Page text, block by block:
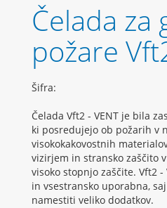
Čelada za
požare
Šifra:
Čelada Vft2 - VENT je bila
ki posredujejo ob požarih v
visokokakovostnih
vizirjem in stransko zaščito
visoko stopnjo zaščite. Vft2 -
in vsestransko uporabna,
namestiti veliko dodatkov.